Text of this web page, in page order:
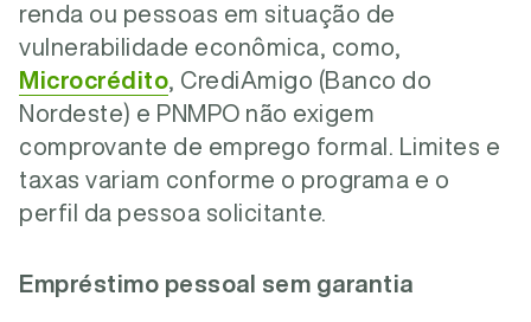
renda ou pessoas em situação de
vulnerabilidade econômica, como,
Microcrédito , CrediAmigo (Banco do
Nordeste) e PNMPO não exigem
comprovante de emprego formal. Limites e
taxas variam conforme o programa e o
perfil da pessoa solicitante.
Empréstimo pessoal sem garantia